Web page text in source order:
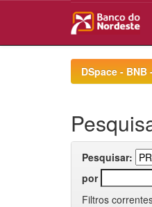
DSpace -
Pesquisar:
por
Filtros